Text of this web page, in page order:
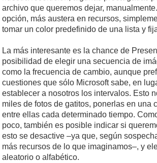
archivo que queremos dejar,
opción, más austera en recursos,
tomar un color predefinido de una lista y
La más interesante es la chance de
posibilidad de elegir una secuencia de
como la frecuencia de cambio, aunque
cuestiones que sólo Microsoft sabe, en
establecer a nosotros los intervalos. Esto
miles de fotos de gatitos, ponerlas en una
entre ellas cada determinado tiempo.
poco, también es posible indicar si
esto se desactive –ya que, según
más recursos de lo que imaginamos–, y
aleatorio o alfabético.